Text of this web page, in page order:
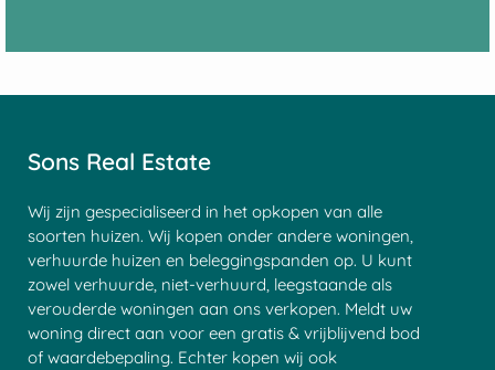
Sons Real Estate
Wij zijn gespecialiseerd in het opkopen van alle
soorten huizen. Wij kopen onder andere woningen,
verhuurde huizen en beleggingspanden op. U kunt
zowel verhuurde, niet-verhuurd, leegstaande als
verouderde woningen aan ons verkopen. Meldt uw
woning direct aan voor een gratis & vrijblijvend bod
of waardebepaling. Echter kopen wij ook